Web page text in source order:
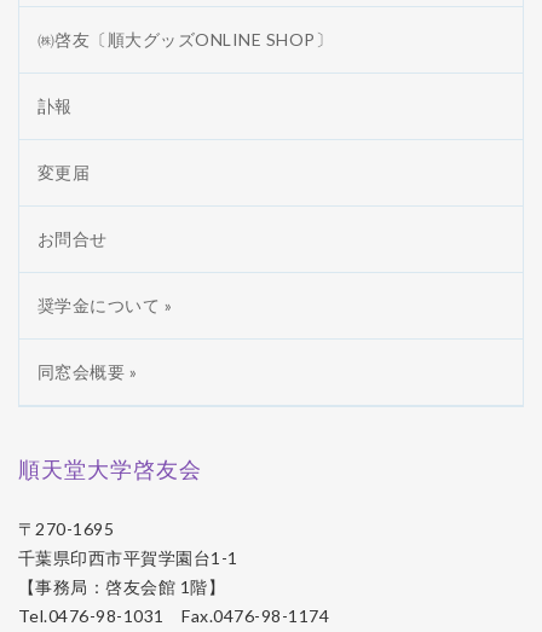
㈱啓友〔順大グッズONLINE SHOP〕
訃報
変更届
お問合せ
奨学金について »
同窓会概要 »
順天堂大学啓友会
〒270-1695
千葉県印西市平賀学園台1-1
【事務局：啓友会館 1階】
Tel.0476-98-1031 Fax.0476-98-1174